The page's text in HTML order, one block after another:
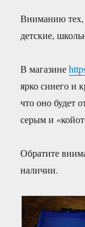
Вниманию тех,
детские,
В магазине
ярко синего и
что оно будет
серым и
Обратите
наличии.